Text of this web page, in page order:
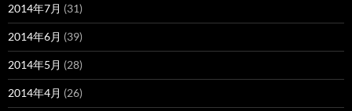
2014年7月 (31)
2014年6月 (39)
2014年5月 (28)
2014年4月 (26)